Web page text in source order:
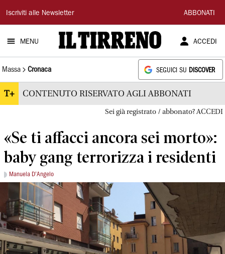
Il
Tirreno
Iscriviti alle Newsletter ABBONATI
MENU ACCEDI
Massa Cronaca SEGUICI SU DISCOVER
T+ CONTENUTO RISERVATO AGLI ABBONATI
Sei già registrato / abbonato? ACCEDI
«Se ti affacci ancora sei morto»:
baby gang terrorizza i residenti
Manuela D’Angelo